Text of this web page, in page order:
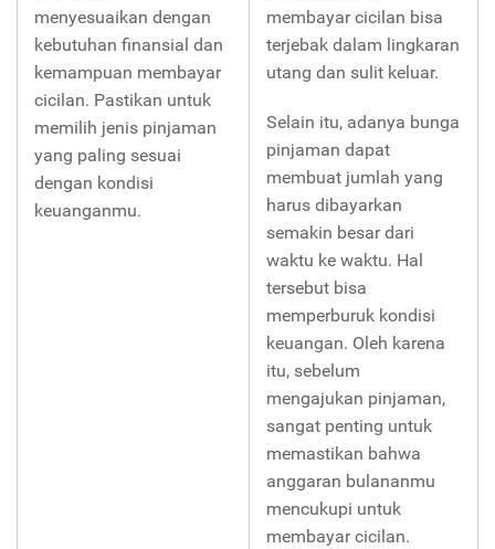
menyesuaikan dengan
kebutuhan finansial dan
kemampuan membayar
cicilan. Pastikan untuk
memilih jenis pinjaman
yang paling sesuai
dengan kondisi
keuanganmu.
membayar cicilan bisa
terjebak dalam lingkaran
utang dan sulit keluar.
Selain itu, adanya bunga
pinjaman dapat
membuat jumlah yang
harus dibayarkan
semakin besar dari
waktu ke waktu. Hal
tersebut bisa
memperburuk kondisi
keuangan. Oleh karena
itu, sebelum
mengajukan pinjaman,
sangat penting untuk
memastikan bahwa
anggaran bulananmu
mencukupi untuk
membayar cicilan.